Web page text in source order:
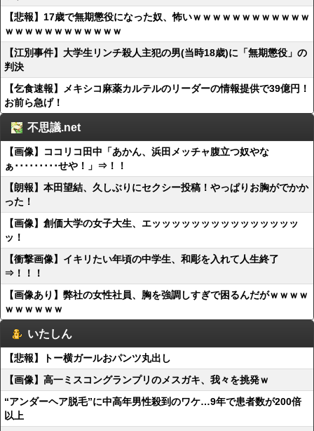
【悲報】17歳で無期懲役になった奴、怖いｗｗｗｗｗｗｗｗｗｗｗｗ
ｗｗｗｗｗｗｗｗｗｗｗｗ
【江別事件】大学生リンチ殺人主犯の男(当時18歳)に「無期懲役」の
判決
【乞食速報】メキシコ麻薬カルテルのリーダーの情報提供で39億円！
お前ら急げ！
不思議.net
【画像】ココリコ田中「あかん、浜田メッチャ腹立つ奴やな
ぁ･････････せや！」⇒！！
【朗報】本田望結、久しぶりにセクシー投稿！やっぱりお胸がでかか
った！
【画像】創価大学の女子大生、エッッッッッッッッッッッッッッッ
ッ！
【衝撃画像】イキリたい年頃の中学生、和彫を入れて人生終了
⇒！！！
【画像あり】弊社の女性社員、胸を強調しすぎで困るんだがｗｗｗｗ
ｗｗｗｗｗｗ
いたしん
【悲報】トー横ガールおパンツ丸出し
【画像】高一ミスコングランプリのメスガキ、我々を挑発ｗ
“アンダーヘア脱毛”に中高年男性殺到のワケ…9年で患者数が200倍
以上